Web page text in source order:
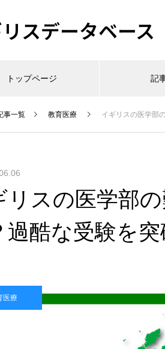
スデータベース
トップページ 記
事一覧 教育医療 イギリスの医学部
リスの医学部
過酷な受験を
医療